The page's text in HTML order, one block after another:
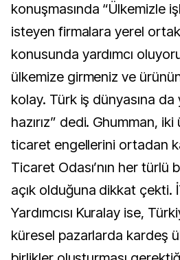
konuşmasında “Ülkemizle
isteyen firmalara yerel
konusunda yardımcı
ülkemize girmeniz ve
kolay. Türk iş dünyasına da
hazırız” dedi. Ghumman, iki
ticaret engellerini ortadan
Ticaret Odası’nın her türlü
açık olduğuna dikkat çekti.
Yardımcısı Kuralay ise,
küresel pazarlarda kardeş